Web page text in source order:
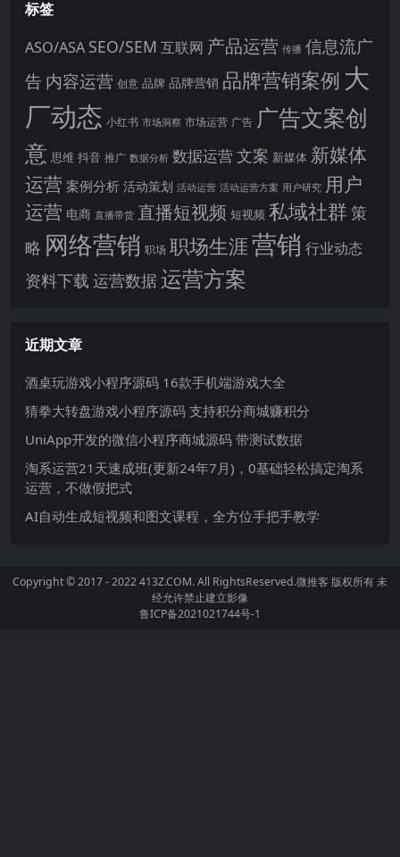
标签
ASO/ASA SEO/SEM 互联网 产品运营 传播 信息流广
告 内容运营 创意 品牌 品牌营销 品牌营销案例 大
厂动态 小红书 市场洞察 市场运营 广告 广告文案创
意 思维 抖音 推广 数据分析 数据运营 文案 新媒体 新媒体
运营 案例分析 活动策划 活动运营 活动运营方案 用户研究 用户
运营 电商 直播带货 直播短视频 短视频 私域社群 策
略 网络营销 职场 职场生涯营销 行业动态
资料下载 运营数据运营方案
近期文章
酒桌玩游戏小程序源码 16款手机端游戏大全
猜拳大转盘游戏小程序源码 支持积分商城赚积分
UniApp开发的微信小程序商城源码 带测试数据
淘系运营21天速成班(更新24年7月)，0基础轻松搞定淘系
运营，不做假把式
AI自动生成短视频和图文课程，全方位手把手教学
Copyright © 2017 - 2022 413Z.COM. All RightsReserved.微推客 版权所有 未
经允许禁止建立影像
鲁ICP备2021021744号-1